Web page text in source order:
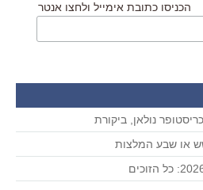
הכניסו כתובת אימייל ולחצו אנטר
נולאן, ביקורת